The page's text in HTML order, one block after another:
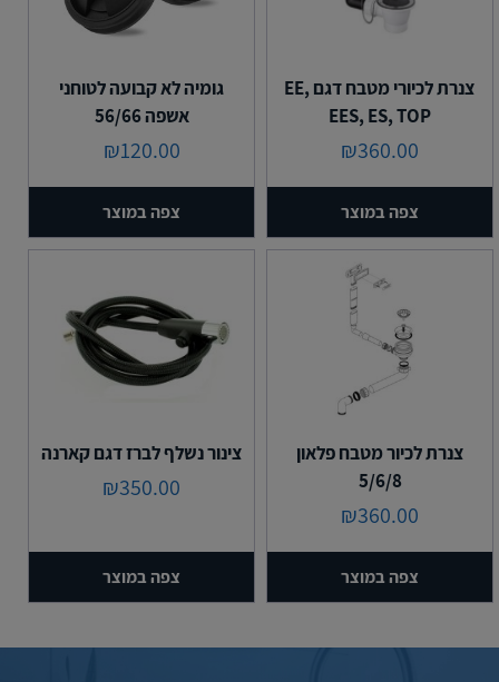
צנרת לכיורי מטבח דגם EE,
EES, ES, TOP
₪360.00
צפה במוצר
גומיה לא קבועה לטוחני
אשפה 56/66
₪120.00
צפה במוצר
צנרת לכיור מטבח פלאון
5/6/8
₪360.00
צפה במוצר
צינור נשלף לברז דגם קארנה
₪350.00
צפה במוצר